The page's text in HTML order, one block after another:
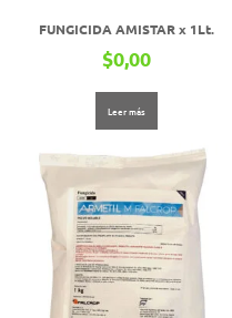
FUNGICIDA AMISTAR x 1Lt.
$0,00
Leer más